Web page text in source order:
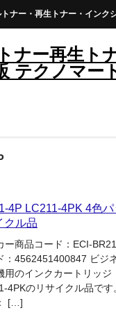
ナー・再生トナー・インク
ナー再生ト
テクノマー
4P LC211-4PK 4色
クル品
ー商品コード：ECI-
：4562451400847 ビジ
用のインクカートリッジ
4PKのリサイクル品で
[…]